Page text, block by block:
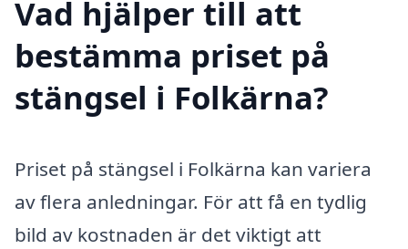
Vad hjälper till att
bestämma priset på
stängsel i Folkärna?
Priset på stängsel i Folkärna kan variera
av flera anledningar. För att få en tydlig
bild av kostnaden är det viktigt att